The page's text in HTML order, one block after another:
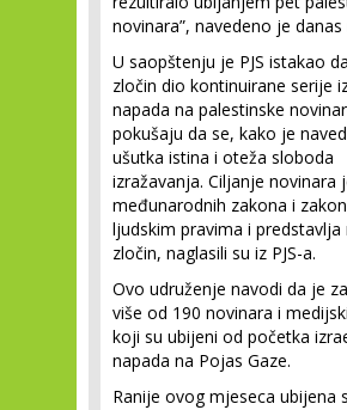
novinara”, navedeno je danas
U saopštenju je PJS istakao
zločin dio kontinuirane serije
napada na palestinske
pokušaju da se, kako je
ušutka istina i oteža sloboda
izražavanja. Ciljanje novinara
međunarodnih zakona i
ljudskim pravima i predstavlja
zločin, naglasili su iz PJS-a.
Ovo udruženje navodi da je
više od 190 novinara i
koji su ubijeni od početka
napada na Pojas Gaze.
Ranije ovog mjeseca ubijena